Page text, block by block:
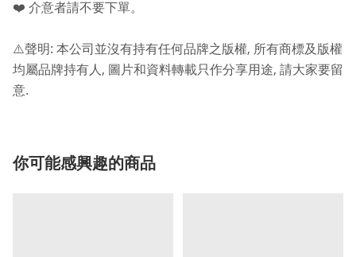
❤️ 介意者請不要下單。
⚠️聲明: 本公司並沒有持有任何品牌之版權, 所有商標及版權
均屬品牌持有人 , 圖片和資料轉載只作分享用途, 請大家要留
意.
你可能感興趣的商品